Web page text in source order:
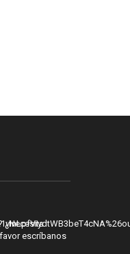
¿Necesita
escríbanos